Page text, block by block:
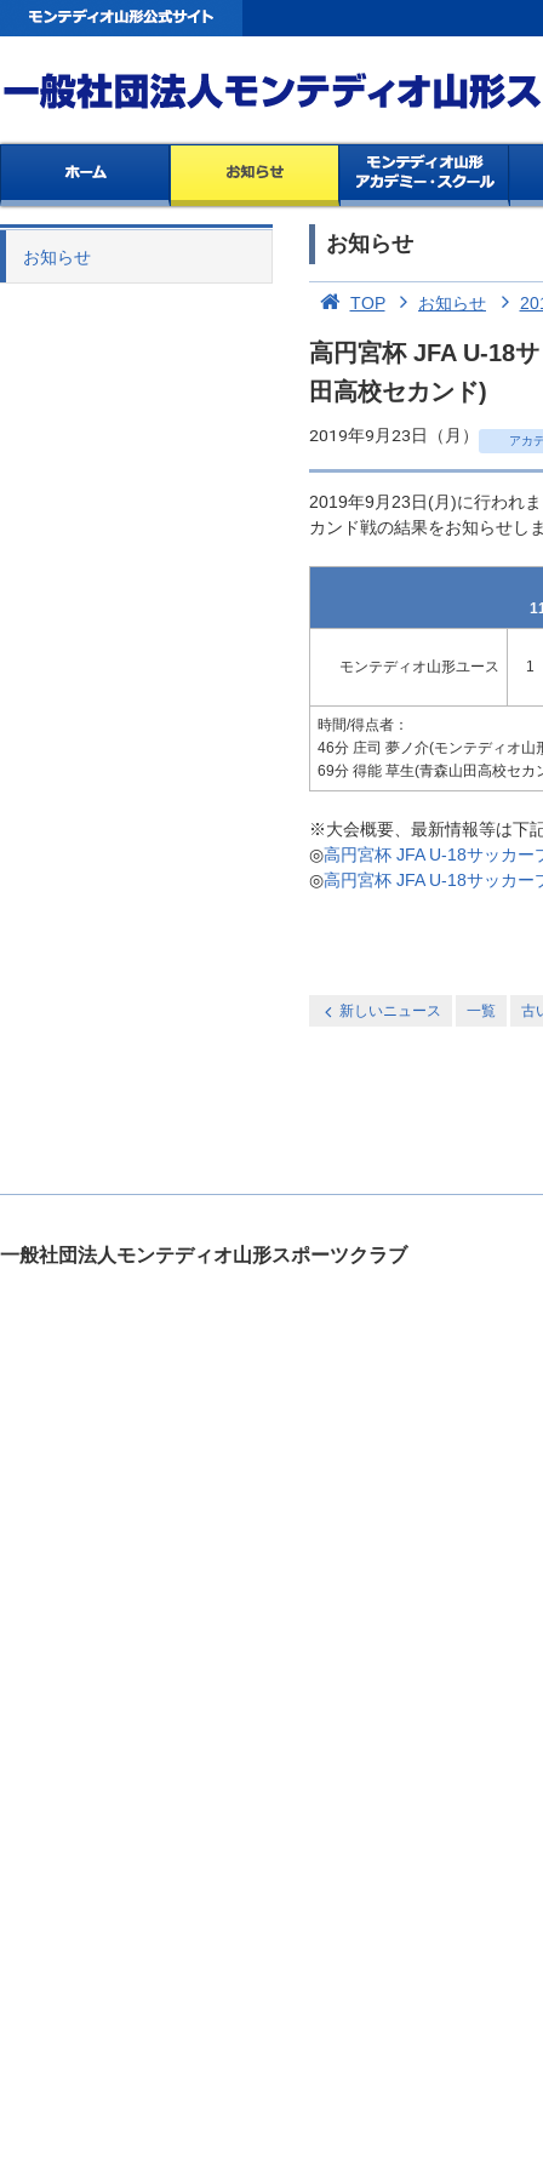
お知らせ
お知らせ
TOP お知らせ
高円宮杯 JFA U-18
田高校セカンド)
2019年9月23日（月） アカ
2019年9月23日(月)に行われ
カンド戦の結果をお知らせし
モンテディオ山形ユース 1
時間/得点者：
46分 庄司 夢ノ介(モンテディオ山
69分 得能 草生(青森山田高校セカ
※大会概要、最新情報等は下
◎高円宮杯 JFA U-18サッカー
◎高円宮杯 JFA U-18サッカー
新しいニュース 一覧 古
一般社団法人モンテディオ山形スポーツクラブ